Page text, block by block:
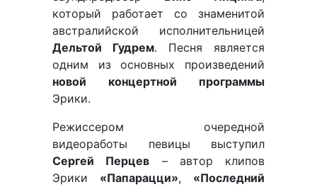
который работает со знаменитой
австралийской исполнительницей
Дельтой Гудрем. Песня является
одним из основных произведений
новой концертной программы
Эрики.
Режиссером очередной
видеоработы певицы выступил
Сергей Перцев – автор клипов
Эрики «Папарацци», «Последний